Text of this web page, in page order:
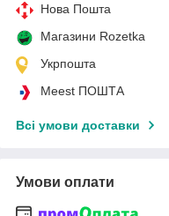
Нова Пошта
Магазини Rozetka
Укрпошта
Meest ПОШТА
Всі умови доставки
Умови оплати